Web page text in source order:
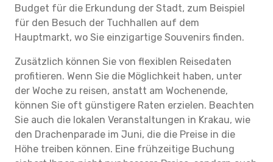
Budget für die Erkundung der Stadt, zum Beispiel
für den Besuch der Tuchhallen auf dem
Hauptmarkt, wo Sie einzigartige Souvenirs finden.
Zusätzlich können Sie von flexiblen Reisedaten
profitieren. Wenn Sie die Möglichkeit haben, unter
der Woche zu reisen, anstatt am Wochenende,
können Sie oft günstigere Raten erzielen. Beachten
Sie auch die lokalen Veranstaltungen in Krakau, wie
den Drachenparade im Juni, die die Preise in die
Höhe treiben können. Eine frühzeitige Buchung